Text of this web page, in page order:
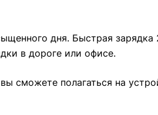
дня. Быстрая зарядка
в дороге или офисе.
сможете полагаться на